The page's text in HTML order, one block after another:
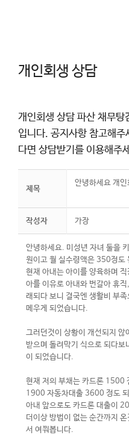
개인회생 상담
개인회생 상담 파산 채무
입니다. 공지사항 참고해주
다면 상담받기를 이용해주
제목
안녕하세요 개
작성자 가장
안녕하세요. 미성년 자녀 둘을
원이고 월 실수령액은 350정도
현재 아내는 아이를 양육하며
아를 이유로 아내와 번갈아 휴
래되다 보니 결국엔 생활비 부
메우게 되었습니다.
그러던것이 상황이 개선되지 않
받으며 돌려막기 식으로 되다
이 되었습니다.
현재 저의 부채는 카드론 1500
1900 자동차대출 3600 정도
아내 앞으로도 카드론 대출이
더이상 방법이 없는 순간까지
서 여쭤봅니다.